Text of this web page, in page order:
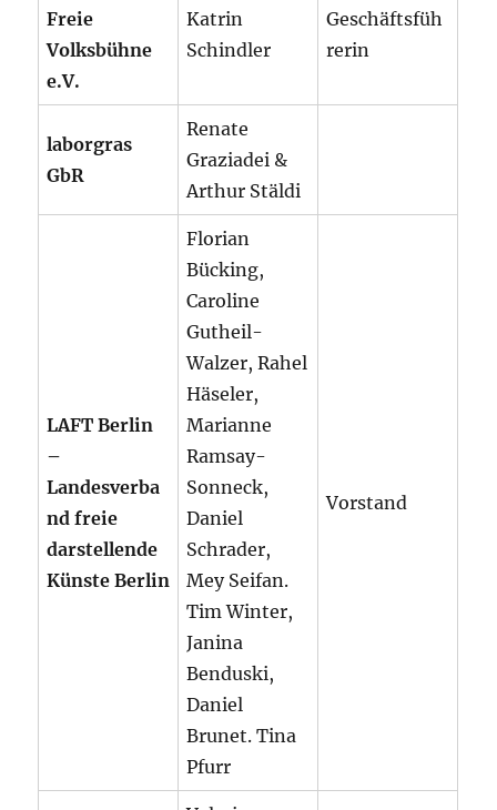
Freie
Volksbühne
e.V.
Katrin
Schindler
Geschäftsfüh
rerin
laborgras
GbR
Renate
Graziadei &
Arthur Stäldi
LAFT Berlin
–
Landesverba
nd freie
darstellende
Künste Berlin
Florian
Bücking,
Caroline
Gutheil-
Walzer, Rahel
Häseler,
Marianne
Ramsay-
Sonneck,
Daniel
Schrader,
Mey Seifan.
Tim Winter,
Janina
Benduski,
Daniel
Brunet. Tina
Pfurr
Vorstand